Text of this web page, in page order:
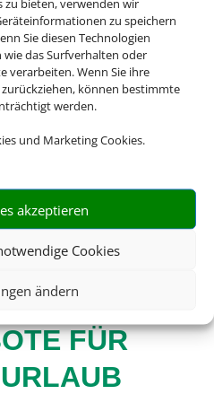
zu speichern
Sie diesen Technologien
das Surfverhalten oder
verarbeiten. Wenn Sie ihre
können bestimmte
werden.
und Marketing Cookies.
akzeptieren
Cookies
ändern
Einwilligung
Sie bitte die Cookies. Es
Daten verarbeitet.
FÜR